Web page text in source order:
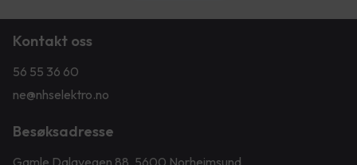
Kontakt oss
56 55 36 60
ne@nhselektro.no
Besøksadresse
Gamle Dalavegen 88, 5600 Norheimsund